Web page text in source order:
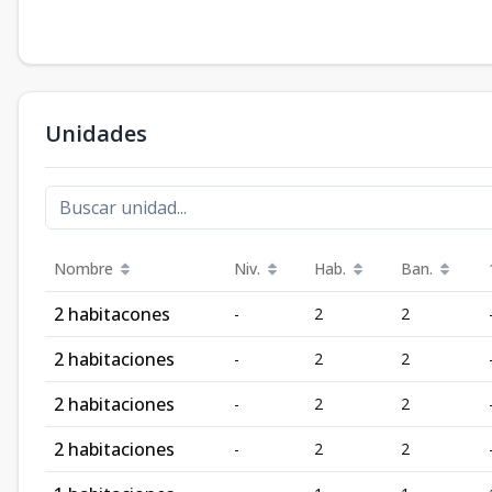
Unidades
Nombre Niv. Hab. Ban.
2 habitacones - 2 2
2 habitaciones - 2 2
2 habitaciones - 2 2
2 habitaciones - 2 2